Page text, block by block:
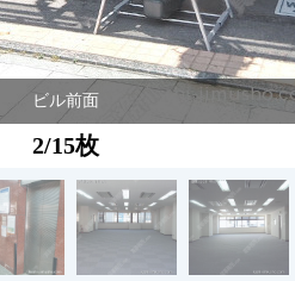
ビル前面
2/15枚